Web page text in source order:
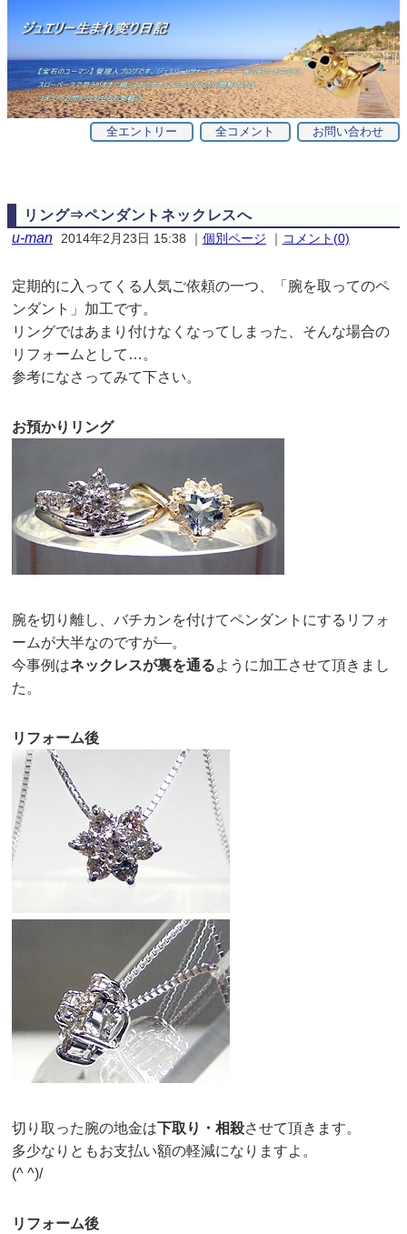
お問い合わせ
全コメント
全エントリー
リング⇒ペンダントネックレスへ
u-man 2014年2月23日 15:38 ｜ 個別ページ ｜ コメント(0)
定期的に入ってくる人気ご依頼の一つ、「腕を取ってのペ
ンダント」加工です。
リングではあまり付けなくなってしまった、そんな場合の
リフォームとして…。
参考になさってみて下さい。
お預かりリング
腕を切り離し、バチカンを付けてペンダントにするリフォ
ームが大半なのですが—。
今事例はネックレスが裏を通るように加工させて頂きまし
た。
リフォーム後
切り取った腕の地金は下取り・相殺させて頂きます。
多少なりともお支払い額の軽減になりますよ。
(^ ^)/
リフォーム後